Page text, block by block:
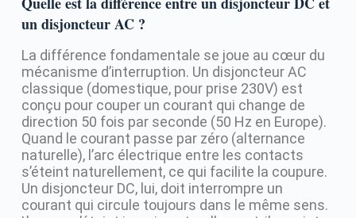
un disjoncteur AC ?
La différence fondamentale se joue au cœur du
mécanisme d’interruption. Un disjoncteur AC
classique (domestique, pour prise 230V) est
conçu pour couper un courant qui change de
direction 50 fois par seconde (50 Hz en Europe).
Quand le courant passe par zéro (alternance
naturelle), l’arc électrique entre les contacts
s’éteint naturellement, ce qui facilite la coupure.
Un disjoncteur DC, lui, doit interrompre un
courant qui circule toujours dans le même sens.